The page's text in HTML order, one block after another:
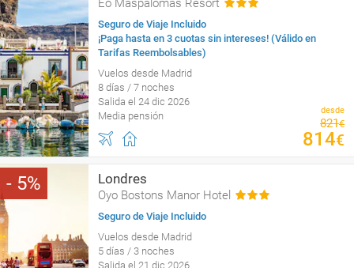
Eó Maspalomas Resort
Seguro de Viaje Incluido
¡Paga hasta en 3 cuotas sin intereses! (Válido en
Tarifas Reembolsables)
Vuelos desde Madrid
8 días / 7 noches
Salida el 24 dic 2026
Media pensión
desde
821€
814€
5 Londres
Oyo Bostons Manor Hotel
Seguro de Viaje Incluido
Vuelos desde Madrid
5 días / 3 noches
Salida el 21 dic 2026